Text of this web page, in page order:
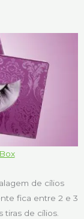
de cílios
fica entre 2 e 3
tiras de cílios.